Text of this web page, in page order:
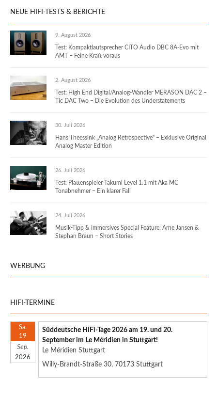
NEUE HIFI-TESTS & BERICHTE
9. August 2026
Test: Kompaktlautsprecher CITO Audio DBC 8A-Evo mit
AMT – Feine Kraft voraus
2. August 2026
Test: High End Digital/Analog-Wandler MERASON DAC 2 –
Tic DAC Two – Die Evolution des Understatements
30. Juli 2026
Hans Theessink „Analog Retrospective“ – Exklusive Original
Analog Master Edition
26. Juli 2026
Test: Plattenspieler Takumi Level 1.1 mit Aka MC
Tonabnehmer – Ein klarer Fall
24. Juli 2026
Musik-Tipp & immersives Special Feature: Arne Jansen &
Stephan Braun – Short Stories
WERBUNG
HIFI-TERMINE
Sa.
19
Sep.
2026
Süddeutsche HiFi-Tage 2026 am 19. und 20.
September im Le Méridien in Stuttgart!
Le Méridien Stuttgart
Willy-Brandt-Straße 30, 70173 Stuttgart